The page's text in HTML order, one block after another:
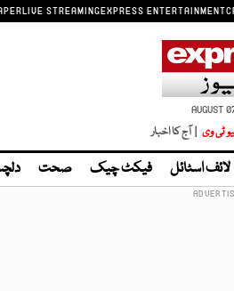
LIVE STREAMINGEXPRESS ENTERTAINMENT
AUGUST
ٹی وی | آج کا اخبار
لائف اسٹائل فیکٹ چیک صحت